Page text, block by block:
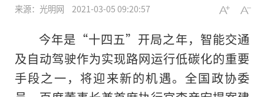
来源：光明网 2021-03-05 09:20:57
今年是“十四五”开局之年，智能交通
及自动驾驶作为实现路网运行低碳化的重要
手段之一，将迎来新的机遇。全国政协委